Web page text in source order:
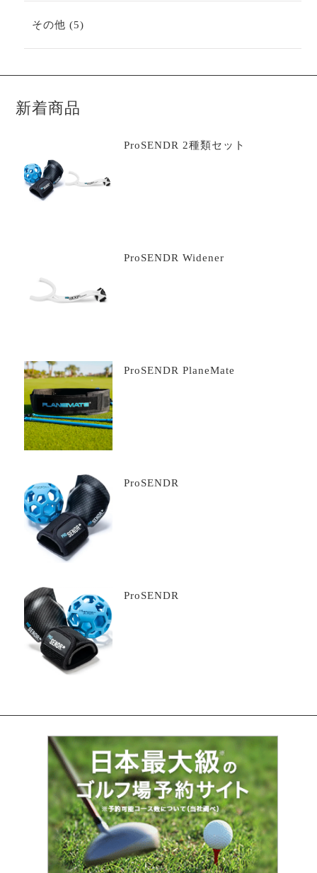
の
その他 55
の
新着商品
ProSENDR 2種類セット
ProSENDR Widener
ProSENDR PlaneMate
ProSENDR
ProSENDR